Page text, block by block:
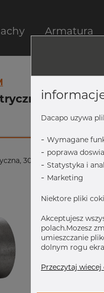
Armatura
304/
304/304L, ASTM A-403
Dacapo uzywa
- Wymagane
- poprawa
- Statystyka i
- Marketing
Niektore pliki
Akceptujesz
polach.Mozesz
umieszczanie
dolnym rogu
Przeczytaj